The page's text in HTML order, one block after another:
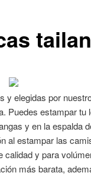
y elegidas por
Puedes estampar tu
y en la espalda
al estampar las
y para
más barata,